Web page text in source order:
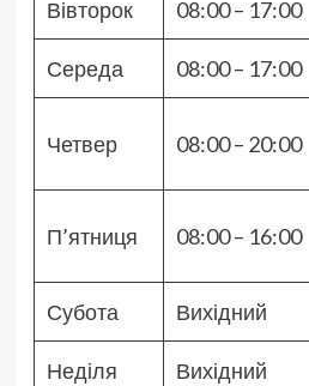
Вівторок 08:00 – 17:00
Середа 08:00 – 17:00
Четвер 08:00 – 20:00
П’ятниця 08:00 – 16:00
Субота Вихідний
Неділя Вихідний